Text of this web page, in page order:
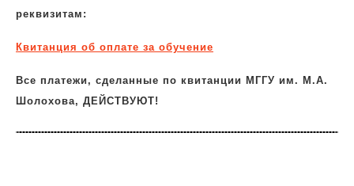
реквизитам:
Квитанция об оплате за обучение
Все платежи, сделанные по квитанции МГГУ им. М.А.
Шолохова, ДЕЙСТВУЮТ!